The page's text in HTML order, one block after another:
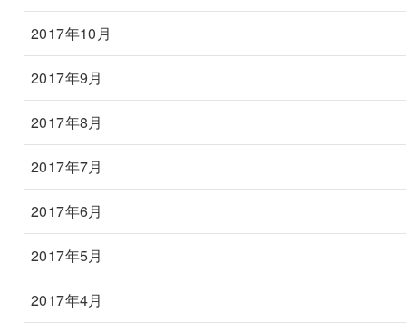
2017年10月
2017年9月
2017年8月
2017年7月
2017年6月
2017年5月
2017年4月